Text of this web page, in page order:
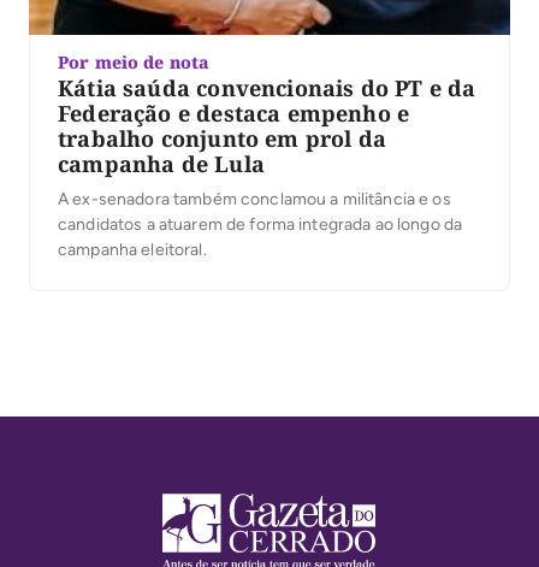
Por meio de nota
Kátia saúda convencionais do PT e da
Federação e destaca empenho e
trabalho conjunto em prol da
campanha de Lula
A ex-senadora também conclamou a militância e os
candidatos a atuarem de forma integrada ao longo da
campanha eleitoral.